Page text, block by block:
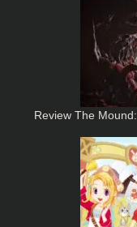
Review The